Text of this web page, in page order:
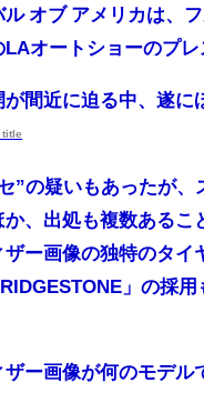
ル オブ アメリカは、
LAオートショーのプ
が間近に迫る中、遂に
”の疑いもあったが
か、出処も複数あるこ
ザー画像の独特のタイ
」の採
ザー画像が何のモデル